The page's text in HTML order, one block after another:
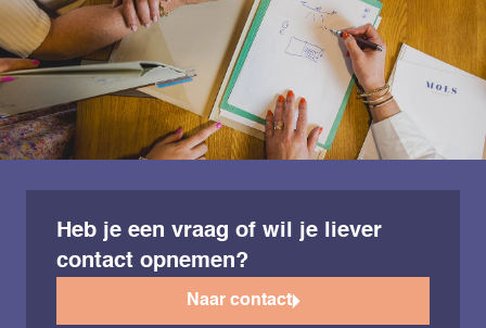
Heb je een vraag of wil je liever
contact opnemen?
Naar contact